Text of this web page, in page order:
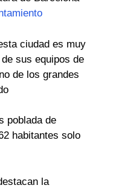
ciudad es muy
sus equipos de
de los grandes
poblada de
habitantes solo
la